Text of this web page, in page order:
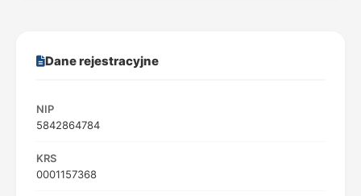
Dane rejestracyjne
NIP
5842864784
KRS
0001157368